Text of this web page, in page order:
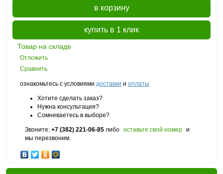
в корзину
купить в 1 клик
Товар на складе
Отложить
Сравнить
ознакомьтесь с условиями доставки и оплаты
Хотите сделать заказ?
Нужна консультация?
Сомневаетесь в выборе?
Звоните: +7 (382) 221-06-85 либо оставьте свой номер и
мы перезвоним.